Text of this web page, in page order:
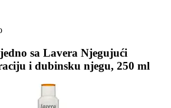
sa Lavera Njegujući
i dubinsku njegu, 250 ml